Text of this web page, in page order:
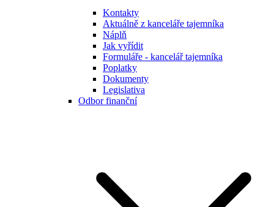
Kontakty
Aktuálně z kanceláře tajemníka
Náplň
Jak vyřídit
Formuláře - kancelář tajemníka
Poplatky
Dokumenty
Legislativa
Odbor finanční